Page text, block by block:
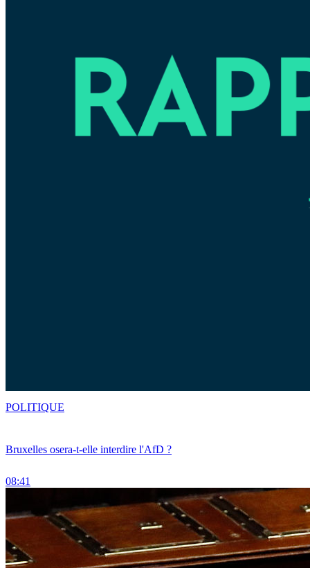
Bruxelles osera-t-elle interdire l'AfD ?
08:41
POLITIQUE